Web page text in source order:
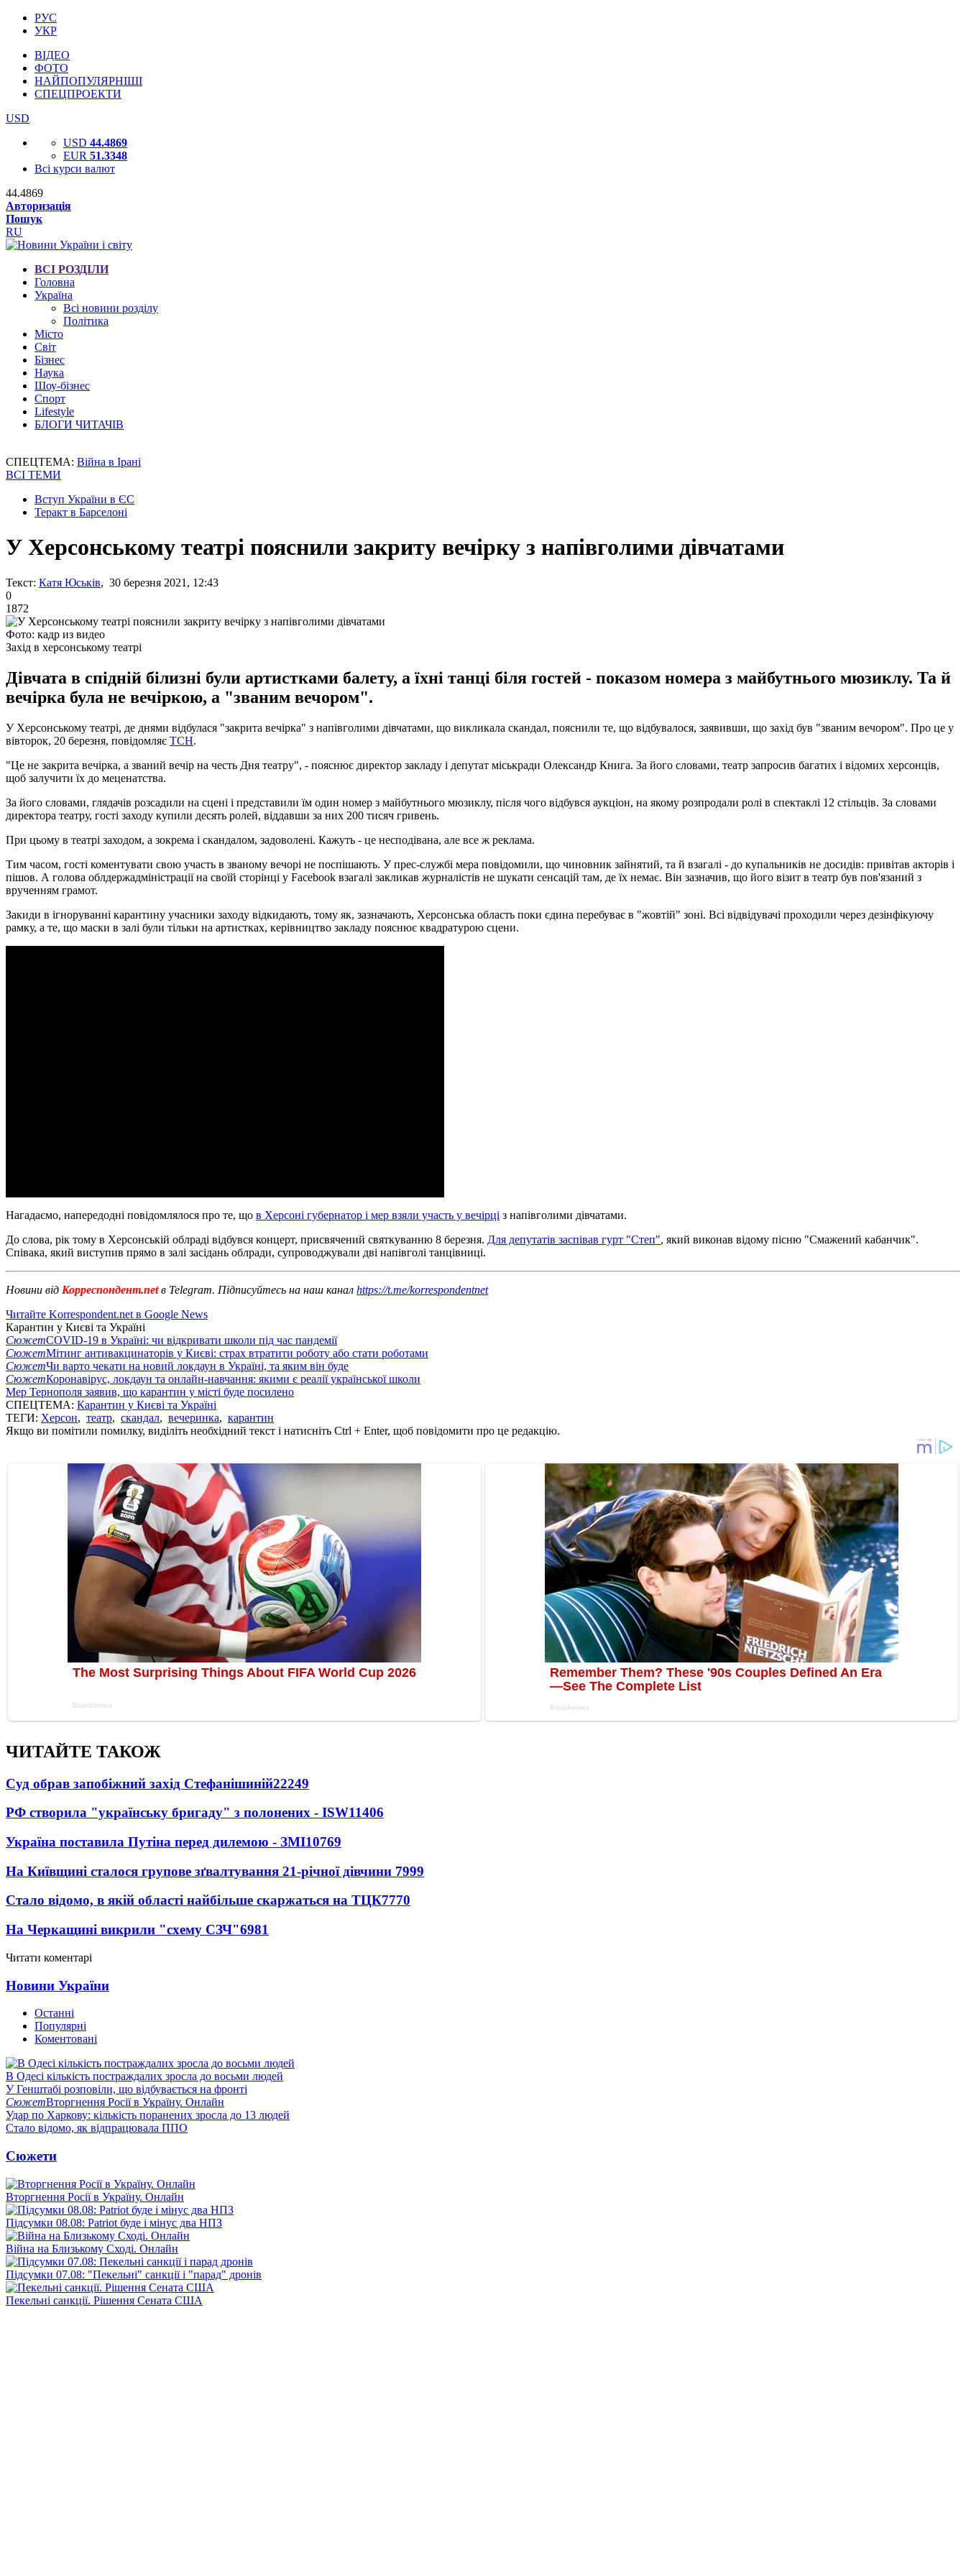
РУС
УКР
ВІДЕО
ФОТО
НАЙПОПУЛЯРНІШІ
СПЕЦПРОЕКТИ
USD
USD 44.4869
EUR 51.3348
Всі курси валют
44.4869
Авторизація
Пошук
RU
ВСІ РОЗДІЛИ
Головна
Україна
Всі новини розділу
Політика
Місто
Світ
Бізнес
Наука
Шоу-бізнес
Спорт
Lifestyle
БЛОГИ ЧИТАЧІВ
СПЕЦТЕМА: Війна в Ірані
ВСІ ТЕМИ
Вступ України в ЄС
Теракт в Барселоні
У Херсонському театрі пояснили закриту вечірку з напівголими дівчатами
Текст: Катя Юськів, 30 березня 2021, 12:43
0
1872
Фото: кадр из видео
Захід в херсонському театрі
Дівчата в спідній білизні були артистками балету, а їхні танці біля гостей - показом номера з майбутнього мюзиклу. Та й
вечірка була не вечіркою, а "званим вечором".
У Херсонському театрі, де днями відбулася "закрита вечірка" з напівголими дівчатами, що викликала скандал, пояснили те, що відбувалося, заявивши, що захід був "званим вечором". Про це у
вівторок, 20 березня, повідомляє ТСН.
"Це не закрита вечірка, а званий вечір на честь Дня театру", - пояснює директор закладу і депутат міськради Олександр Книга. За його словами, театр запросив багатих і відомих херсонців,
щоб залучити їх до меценатства.
За його словами, глядачів розсадили на сцені і представили їм один номер з майбутнього мюзиклу, після чого відбувся аукціон, на якому розпродали ролі в спектаклі 12 стільців. За словами
директора театру, гості заходу купили десять ролей, віддавши за них 200 тисяч гривень.
При цьому в театрі заходом, а зокрема і скандалом, задоволені. Кажуть - це несподівана, але все ж реклама.
Тим часом, гості коментувати свою участь в званому вечорі не поспішають. У прес-службі мера повідомили, що чиновник зайнятий, та й взагалі - до купальників не досидів: привітав акторів і
пішов. А голова облдержадміністрації на своїй сторінці у Facebook взагалі закликав журналістів не шукати сенсацій там, де їх немає. Він зазначив, що його візит в театр був пов'язаний з
врученням грамот.
Закиди в ігноруванні карантину учасники заходу відкидають, тому як, зазначають, Херсонська область поки єдина перебуває в "жовтій" зоні. Всі відвідувачі проходили через дезінфікуючу
рамку, а те, що маски в залі були тільки на артистках, керівництво закладу пояснює квадратурою сцени.
Нагадаємо, напередодні повідомлялося про те, що в Херсоні губернатор і мер взяли участь у вечірці з напівголими дівчатами.
До слова, рік тому в Херсонській облраді відбувся концерт, присвячений святкуванню 8 березня. Для депутатів заспівав гурт "Степ", який виконав відому пісню "Смажений кабанчик".
Співака, який виступив прямо в залі засідань облради, супроводжували дві напівголі танцівниці.
Новини від Корреспондент.netв Telegram. Підписуйтесь на наш канал https://t.me/korrespondentnet
Читайте Korrespondent.net в Google News
Карантин у Києві та Україні
СюжетCOVID-19 в Україні: чи відкривати школи під час пандемії
СюжетМітинг антивакцинаторів у Києві: страх втратити роботу або стати роботами
СюжетЧи варто чекати на новий локдаун в Україні, та яким він буде
СюжетКоронавірус, локдаун та онлайн-навчання: якими є реалії української школи
Мер Тернополя заявив, що карантин у місті буде посилено
СПЕЦТЕМА: Карантин у Києві та Україні
ТЕГИ: Херсон, театр, скандал, вечеринка, карантин
Якщо ви помітили помилку, виділіть необхідний текст і натисніть Ctrl + Enter, щоб повідомити про це редакцію.
ЧИТАЙТЕ ТАКОЖ
Суд обрав запобіжний захід Стефанішиній22249
РФ створила "українську бригаду" з полонених - ISW11406
Україна поставила Путіна перед дилемою - ЗМІ10769
На Київщині сталося групове зґвалтування 21-річної дівчини 7999
Стало відомо, в якій області найбільше скаржаться на ТЦК7770
На Черкащині викрили "схему СЗЧ"6981
Читати коментарі
Новини України
Останні
Популярні
Коментовані
В Одесі кількість постраждалих зросла до восьми людей
У Генштабі розповіли, що відбувається на фронті
СюжетВторгнення Росії в Україну. Онлайн
Удар по Харкову: кількість поранених зросла до 13 людей
Стало відомо, як відпрацювала ППО
Сюжети
Вторгнення Росії в Україну. Онлайн
Підсумки 08.08: Patriot буде і мінус два НПЗ
Війна на Близькому Сході. Онлайн
Підсумки 07.08: "Пекельні" санкції і "парад" дронів
Пекельні санкції. Рішення Сената США